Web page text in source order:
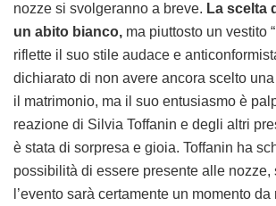
nozze si svolgeranno a breve. La scelta
un abito bianco, ma piuttosto un vestito
riflette il suo stile audace e
dichiarato di non avere ancora scelto
il matrimonio, ma il suo entusiasmo è
reazione di Silvia Toffanin e degli altri
è stata di sorpresa e gioia. Toffanin ha
possibilità di essere presente alle nozze,
l’evento sarà certamente un momento da